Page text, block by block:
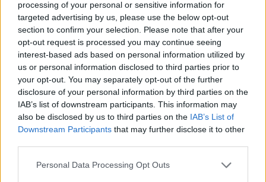
processing of your personal or sensitive information for
targeted advertising by us, please use the below opt-out
section to confirm your selection. Please note that after your
opt-out request is processed you may continue seeing
interest-based ads based on personal information utilized by
us or personal information disclosed to third parties prior to
your opt-out. You may separately opt-out of the further
disclosure of your personal information by third parties on the
IAB’s list of downstream participants. This information may
also be disclosed by us to third parties on the IAB’s List of
Downstream Participants that may further disclose it to other
Personal Data Processing Opt Outs